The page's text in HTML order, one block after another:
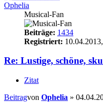
Ophelia
Musical-Fan
Beiträge: 1434
Registriert:
Re: Lustige, schöne,
Zitat
Beitragvon Ophelia »